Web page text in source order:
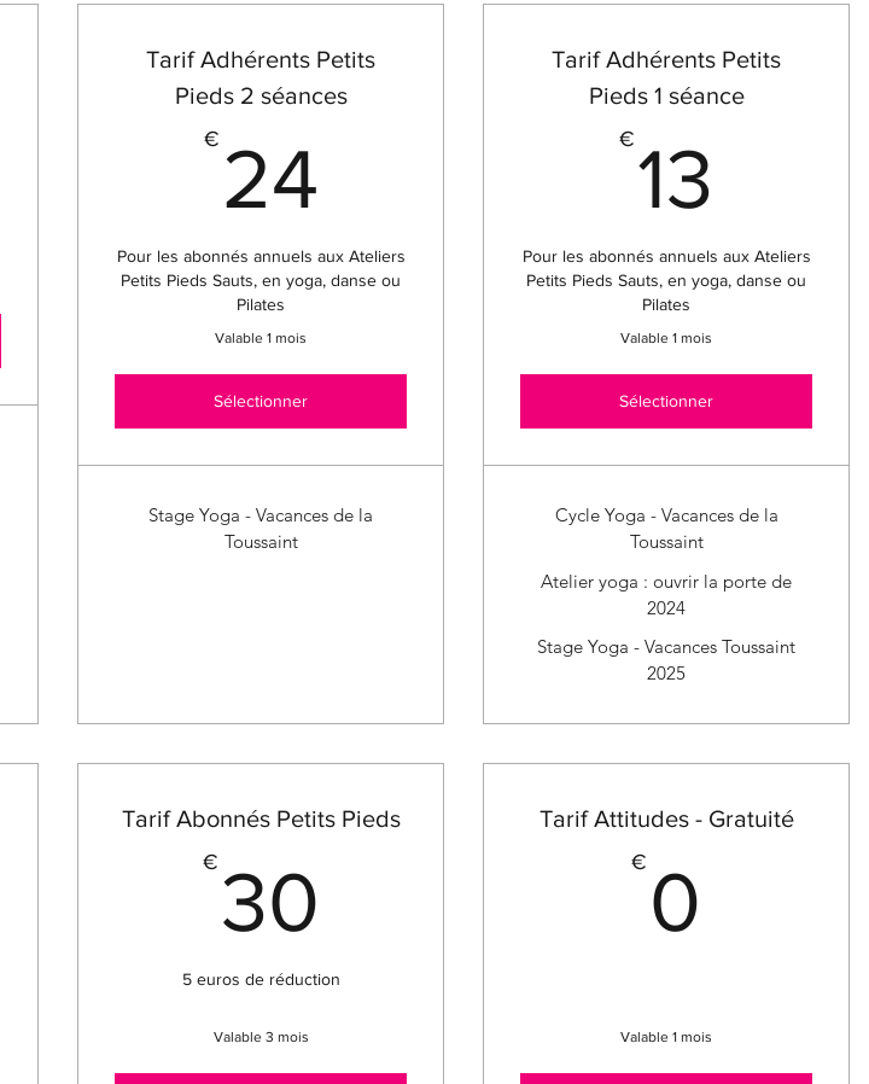
Tarif Adhérents Petits
Pieds 2 séances
€ 24
Pour les abonnés annuels aux Ateliers
Petits Pieds Sauts, en yoga, danse ou
Pilates
Valable 1 mois
Sélectionner
Stage Yoga - Vacances de la
Toussaint
Tarif Adhérents Petits
Pieds 1 séance
€ 13
Pour les abonnés annuels aux Ateliers
Petits Pieds Sauts, en yoga, danse ou
Pilates
Valable 1 mois
Sélectionner
Cycle Yoga - Vacances de la
Toussaint
Atelier yoga : ouvrir la porte de
2024
Stage Yoga - Vacances Toussaint
2025
Tarif Abonnés Petits Pieds
€ 30
5 euros de réduction
Valable 3 mois
Tarif Attitudes - Gratuité
€ 0
Valable 1 mois